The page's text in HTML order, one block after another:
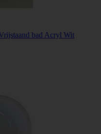
bad Acryl Wit